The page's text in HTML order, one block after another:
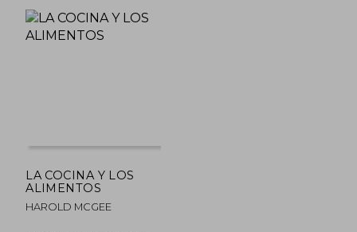
LA COCINA Y LOS
ALIMENTOS
HAROLD MCGEE